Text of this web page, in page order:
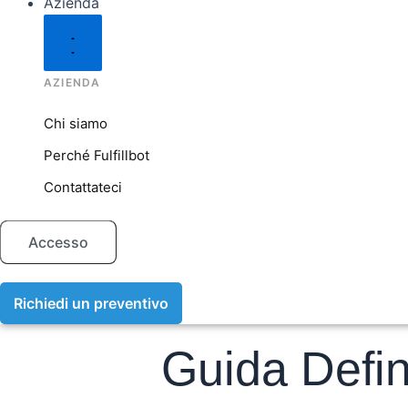
AZIENDA
Chi siamo
Perché Fulfillbot
Contattateci
Accesso
Richiedi un preventivo
Guida